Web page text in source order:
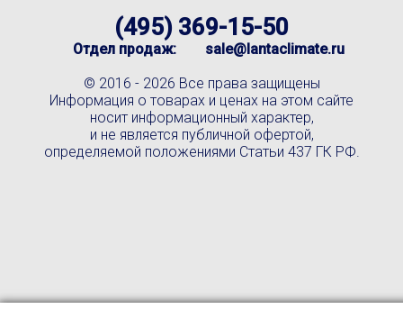
(495) 369-15-50
Отдел продаж: sale@lantaclimate.ru
© 2016 - 2026 Все права защищены
Информация о товарах и ценах на этом сайте
носит информационный характер,
и не является публичной офертой,
определяемой положениями Статьи 437 ГК РФ.